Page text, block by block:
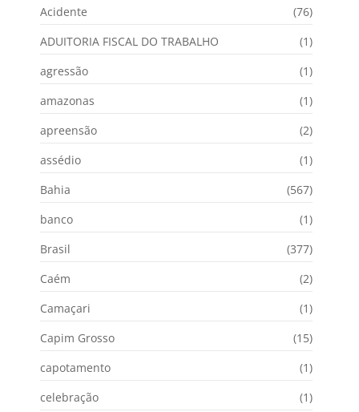
Acidente
(76)
ADUITORIA FISCAL DO TRABALHO
(1)
agressão
(1)
amazonas
(1)
apreensão
(2)
assédio
(1)
Bahia
(567)
banco
(1)
Brasil
(377)
Caém
(2)
Camaçari
(1)
Capim Grosso
(15)
capotamento
(1)
celebração
(1)